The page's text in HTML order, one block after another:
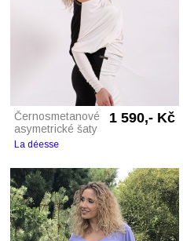
Černosmetanové
asymetrické šaty
1 590,- Kč
La déesse